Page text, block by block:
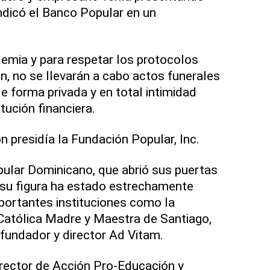
el Banco Popular en un
y para respetar los protocolos
no se llevarán a cabo actos funerales
forma privada y en total intimidad
financiera.
presidía la Fundación Popular, Inc.
Dominicano, que abrió sus puertas
figura ha estado estrechamente
instituciones como la
Madre y Maestra de Santiago,
y director Ad Vitam.
de Acción Pro-Educación y